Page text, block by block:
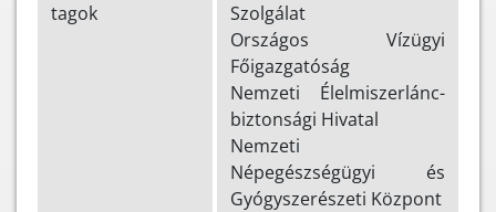
tagok
Szolgálat
Országos Vízügyi
Főigazgatóság
Nemzeti Élelmiszerlánc-
biztonsági Hivatal
Nemzeti
Népegészségügyi és
Gyógyszerészeti Központ